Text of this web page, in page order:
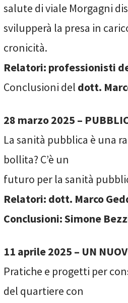
salute di viale Morgagni
svilupperà la presa in
cronicità.
Relatori: professionisti
Conclusioni del dott.
28 marzo 2025 –
La sanità pubblica è una
bollita? C’è un
futuro per la sanità
Relatori: dott. Marco
Conclusioni: Simone
11 aprile 2025 – UN
Pratiche e progetti per
del quartiere con